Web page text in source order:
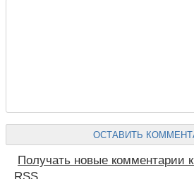
Получать новые комментарии